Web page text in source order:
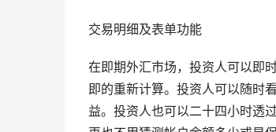
交易明细及表单功能
在即期外汇市场，投资人可以即
即的重新计算。投资人可以随时
益。投资人也可以二十四小时透